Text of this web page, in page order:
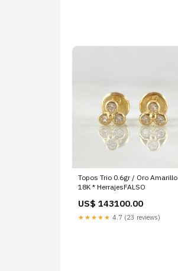
Topos Trio 0.6gr / Oro Amarillo
18K * HerrajesFALSO
US$ 143100.00
★★★★★ 4.7 (23 reviews)